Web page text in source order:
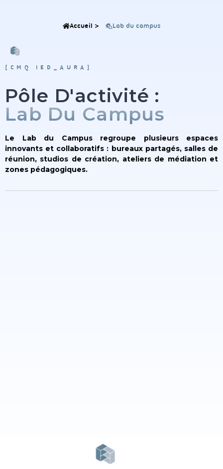
Accueil > Lab du campus
[CMQ IED_AURA]
Pôle D'activité :
Lab Du Campus
Le Lab du Campus regroupe plusieurs espaces
innovants et collaboratifs : bureaux partagés, salles de
réunion, studios de création, ateliers de médiation et
zones pédagogiques.